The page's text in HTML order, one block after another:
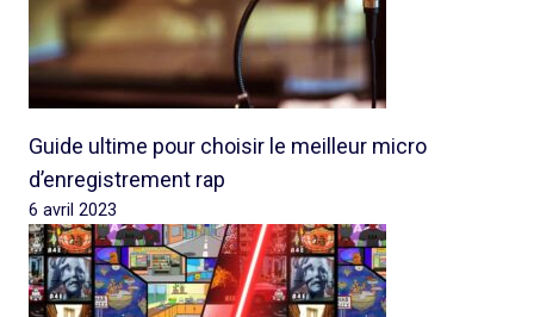
Guide ultime pour choisir le meilleur micro
d’enregistrement rap
6 avril 2023